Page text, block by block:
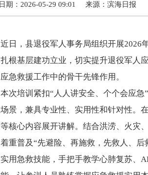
期：2026-05-29 09:01 来源： 滨海日报
近日，县退役军人事务局组织开展2026
根基层建功立业，切实提升退役军人
急救援工作中的骨干先锋作用。
本次培训紧扣“人人讲安全、个个会应
景，兼具专业性、实用性和针对性。
核心内容展开讲解。结合洪涝、火灾
重普及“先避险、再施救，先救人、
用急救技能，手把手教学心肺复苏、